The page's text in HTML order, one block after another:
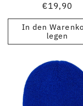
Normaler
Preis
€19,90
In den
legen